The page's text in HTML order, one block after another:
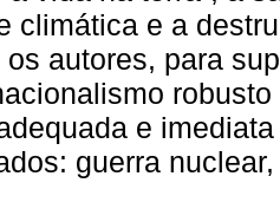
climática e a
os autores, para
e
guerra